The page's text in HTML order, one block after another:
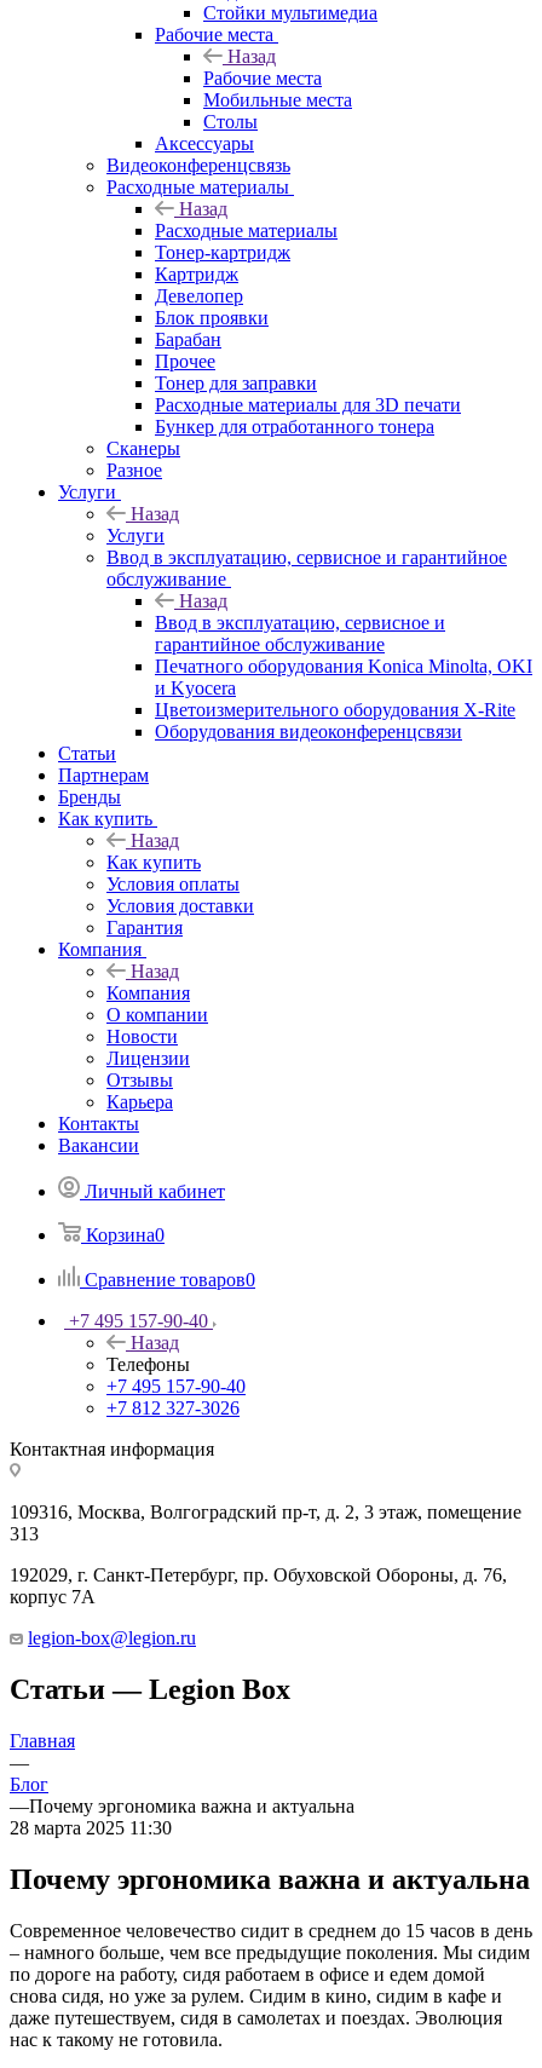
Стойки мультимедиа
Рабочие места
Назад
Рабочие места
Мобильные места
Столы
Аксессуары
Видеоконференцсвязь
Расходные материалы
Назад
Расходные материалы
Тонер-картридж
Картридж
Девелопер
Блок проявки
Барабан
Прочее
Тонер для заправки
Расходные материалы для 3D печати
Бункер для отработанного тонера
Сканеры
Разное
Услуги
Назад
Услуги
Ввод в эксплуатацию, сервисное и гарантийное
обслуживание
Назад
Ввод в эксплуатацию, сервисное и
гарантийное обслуживание
Печатного оборудования Konica Minolta, OKI
и Kyocera
Цветоизмерительного оборудования X-Rite
Оборудования видеоконференцсвязи
Статьи
Партнерам
Бренды
Как купить
Назад
Как купить
Условия оплаты
Условия доставки
Гарантия
Компания
Назад
Компания
О компании
Новости
Лицензии
Отзывы
Карьера
Контакты
Вакансии
Личный кабинет
Корзина0
Сравнение товаров0
+7 495 157-90-40
Назад
Телефоны
+7 495 157-90-40
+7 812 327-3026
Контактная информация
109316, Москва, Волгоградский пр-т, д. 2, 3 этаж, помещение
313
192029, г. Санкт-Петербург, пр. Обуховской Обороны, д. 76,
корпус 7А
legion-box@legion.ru
Статьи — Legion Box
Главная
—
Блог
—Почему эргономика важна и актуальна
28 марта 2025 11:30
Почему эргономика важна и актуальна
Современное человечество сидит в среднем до 15 часов в день
– намного больше, чем все предыдущие поколения. Мы сидим
по дороге на работу, сидя работаем в офисе и едем домой
снова сидя, но уже за рулем. Сидим в кино, сидим в кафе и
даже путешествуем, сидя в самолетах и поездах. Эволюция
нас к такому не готовила.